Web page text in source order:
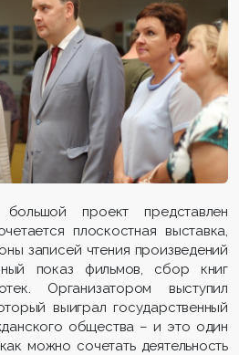
проект представлен
плоскостная выставка,
записей чтения произведений
показ фильмов, сбор книг
Организатором выступил
выиграл государственный
общества – и это один
можно сочетать деятельность